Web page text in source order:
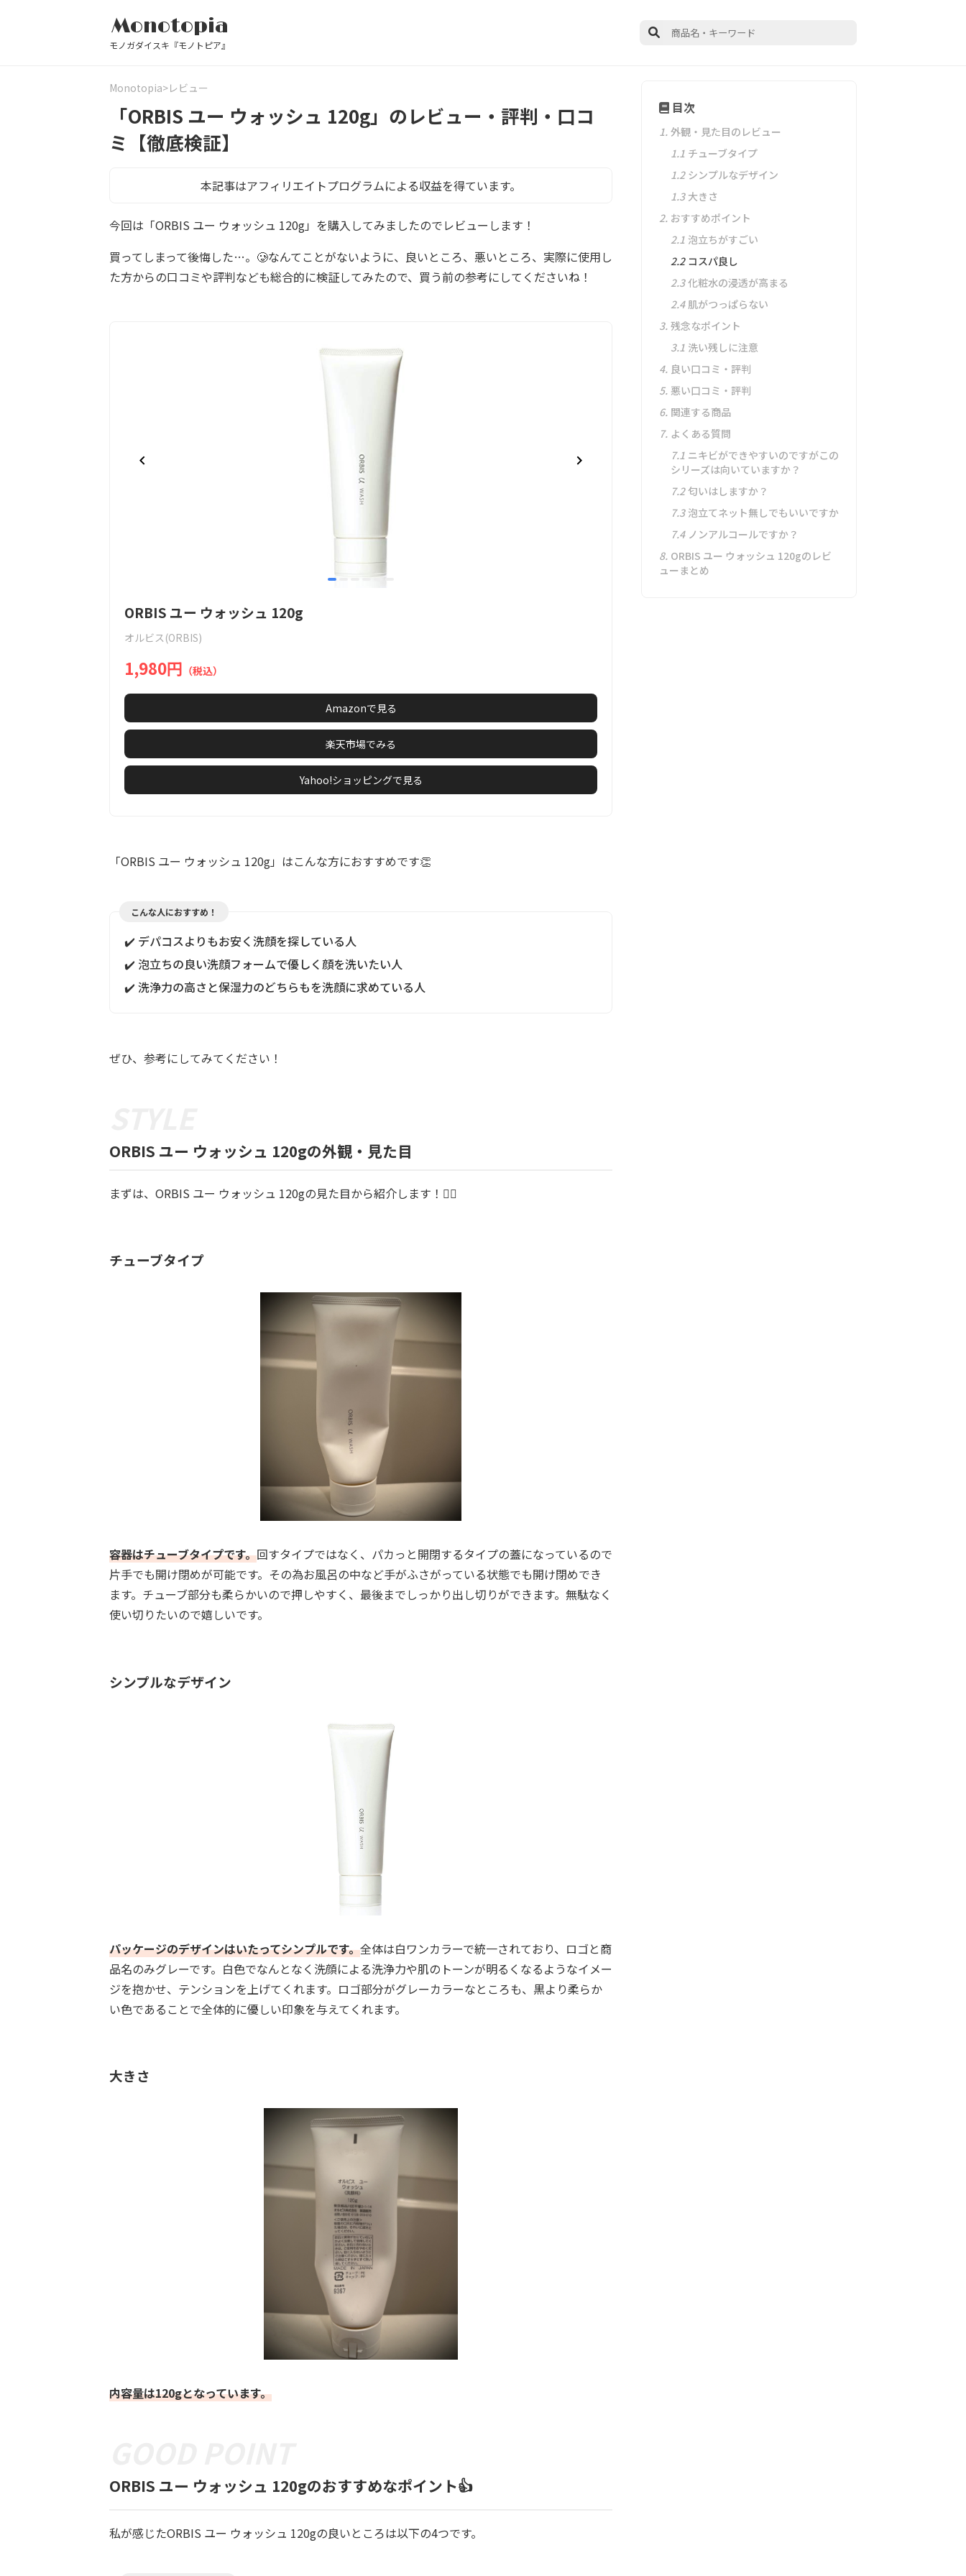
Monotopia
モノガダイスキ『モノトピア』
Monotopia レビュー
「ORBIS ユー ウォッシュ 120g」のレビュー・評判・口コ
ミ【徹底検証】
本記事はアフィリエイトプログラムによる収益を得ています。
今回は「ORBIS ユー ウォッシュ 120g」を購入してみましたのでレビューします！
買ってしまって後悔した…。🥲なんてことがないように、良いところ、悪いところ、実際に使用し
た方からの口コミや評判なども総合的に検証してみたので、買う前の参考にしてくださいね！
item
itemitem
1
of
6
ORBIS ユー ウォッシュ 120g
オルビス(ORBIS)
1,980円 （税込）
Amazonで見る
楽天市場でみる
Yahoo!ショッピングで見る
「ORBIS ユー ウォッシュ 120g」はこんな方におすすめです👏
こんな人におすすめ！
✔️ デパコスよりもお安く洗顔を探している人
✔️ 泡立ちの良い洗顔フォームで優しく顔を洗いたい人
✔️ 洗浄力の高さと保湿力のどちらもを洗顔に求めている人
ぜひ、参考にしてみてください！
ORBIS ユー ウォッシュ 120gの外観・見た目
まずは、ORBIS ユー ウォッシュ 120gの見た目から紹介します！💁‍♀️
チューブタイプ
容器はチューブタイプです。回すタイプではなく、パカっと開閉するタイプの蓋になっているので
片手でも開け閉めが可能です。その為お風呂の中など手がふさがっている状態でも開け閉めでき
ます。チューブ部分も柔らかいので押しやすく、最後までしっかり出し切りができます。無駄なく
使い切りたいので嬉しいです。
シンプルなデザイン
パッケージのデザインはいたってシンプルです。全体は白ワンカラーで統一されており、ロゴと商
品名のみグレーです。白色でなんとなく洗顔による洗浄力や肌のトーンが明るくなるようなイメー
ジを抱かせ、テンションを上げてくれます。ロゴ部分がグレーカラーなところも、黒より柔らか
い色であることで全体的に優しい印象を与えてくれます。
大きさ
内容量は120gとなっています。
ORBIS ユー ウォッシュ 120gのおすすめなポイント👍
私が感じたORBIS ユー ウォッシュ 120gの良いところは以下の4つです。
目次
1. 外観・見た目のレビュー
1.1 チューブタイプ
1.2 シンプルなデザイン
1.3 大きさ
2. おすすめポイント
2.1 泡立ちがすごい
2.2 コスパ良し
2.3 化粧水の浸透が高まる
2.4 肌がつっぱらない
3. 残念なポイント
3.1 洗い残しに注意
4. 良い口コミ・評判
5. 悪い口コミ・評判
6. 関連する商品
7. よくある質問
7.1 ニキビができやすいのですがこの
シリーズは向いていますか？
7.2 匂いはしますか？
7.3 泡立てネット無しでもいいですか
7.4 ノンアルコールですか？
8. ORBIS ユー ウォッシュ 120gのレビ
ューまとめ